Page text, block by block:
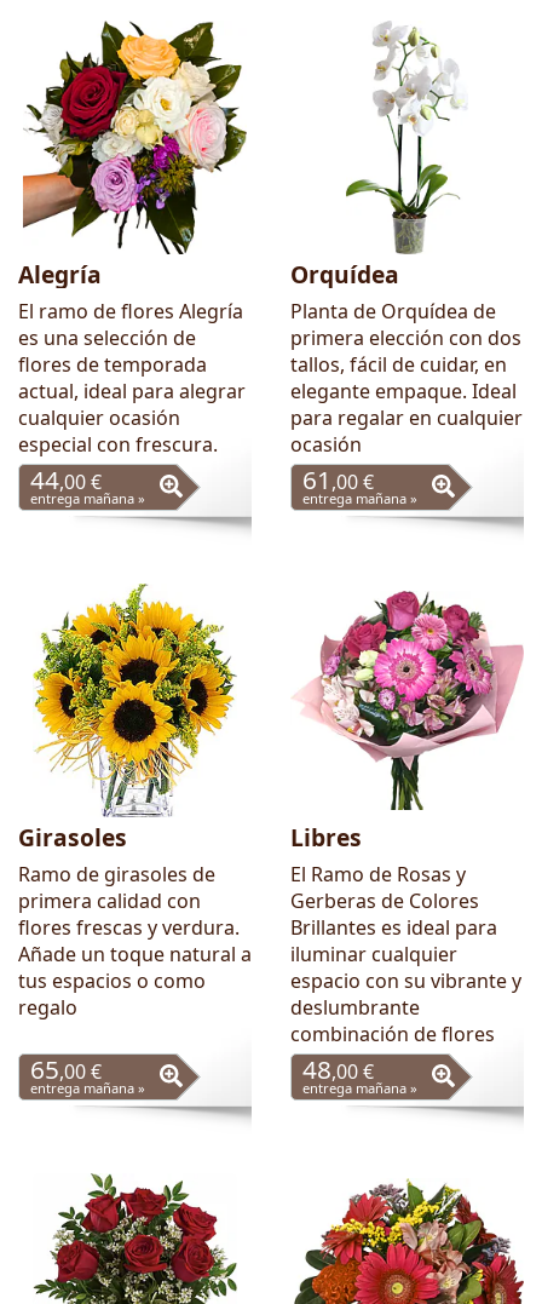
Alegría
El ramo de flores Alegría
es una selección de
flores de temporada
actual, ideal para alegrar
cualquier ocasión
especial con frescura.
44,00 €
entrega mañana »
Orquídea
Planta de Orquídea de
primera elección con dos
tallos, fácil de cuidar, en
elegante empaque. Ideal
para regalar en cualquier
ocasión
61 ,00 €
entrega mañana »
Girasoles
Ramo de girasoles de
primera calidad con
flores frescas y verdura.
Añade un toque natural a
tus espacios o como
regalo
65,00 €
entrega mañana »
Libres
El Ramo de Rosas y
Gerberas de Colores
Brillantes es ideal para
iluminar cualquier
espacio con su vibrante y
deslumbrante
combinación de flores
48,00 €
entrega mañana »